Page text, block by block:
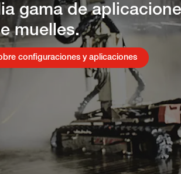
gama de
muelles.
configuraciones y aplicaciones